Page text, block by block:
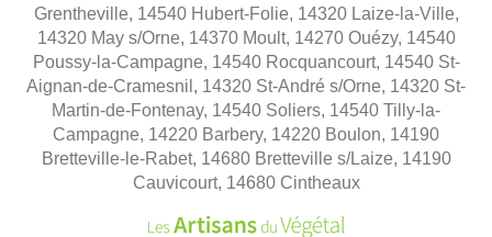
Grentheville, 14540 Hubert-Folie, 14320 Laize-la-Ville,
14320 May s/Orne, 14370 Moult, 14270 Ouézy, 14540
Poussy-la-Campagne, 14540 Rocquancourt, 14540 St-
Aignan-de-Cramesnil, 14320 St-André s/Orne, 14320 St-
Martin-de-Fontenay, 14540 Soliers, 14540 Tilly-la-
Campagne, 14220 Barbery, 14220 Boulon, 14190
Bretteville-le-Rabet, 14680 Bretteville s/Laize, 14190
Cauvicourt, 14680 Cintheaux